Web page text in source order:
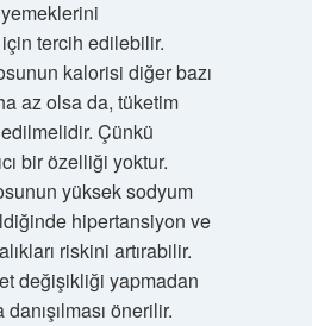
tercih edilebilir.
kalorisi diğer bazı
az olsa da, tüketim
Çünkü
bir özelliği yoktur.
yüksek sodyum
hipertansiyon ve
riskini artırabilir.
değişikliği yapmadan
önerilir.